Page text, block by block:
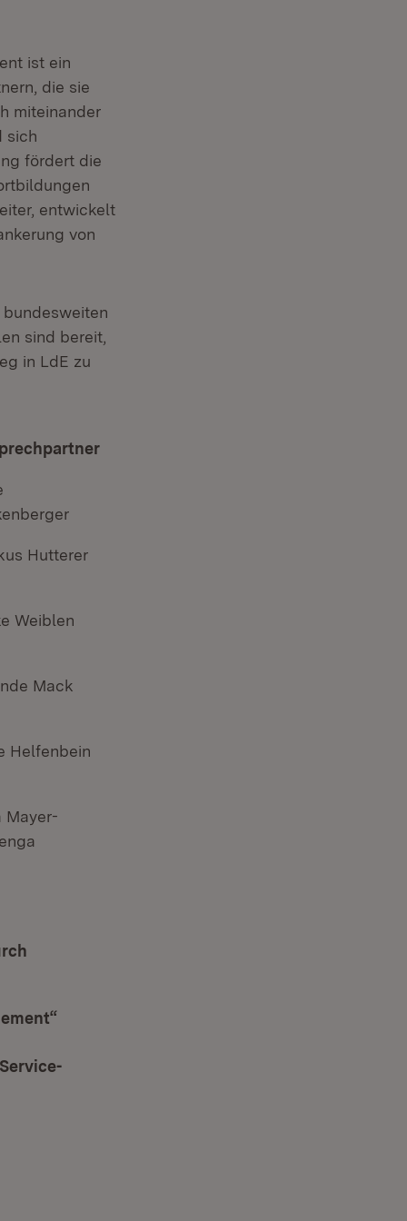
ist ein
die sie
miteinander
sich
fördert die
entwickelt
von
sind bereit,
in LdE zu
Fenster)
Fenster)
Hutterer
Weiblen
Mack
Fenster)
Helfenbein
Mayer-